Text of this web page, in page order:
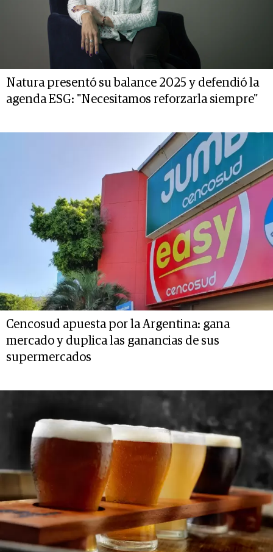
Natura presentó su balance 2025 y defendió la
agenda ESG: "Necesitamos reforzarla siempre"
Cencosud apuesta por la Argentina: gana
mercado y duplica las ganancias de sus
supermercados